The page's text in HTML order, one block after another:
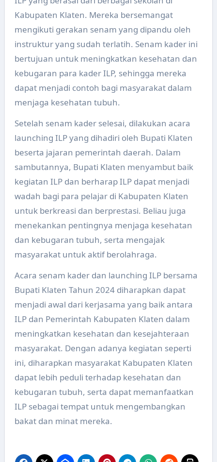
Kabupaten Klaten. Mereka bersemangat
mengikuti gerakan senam yang dipandu oleh
instruktur yang sudah terlatih. Senam kader ini
bertujuan untuk meningkatkan kesehatan dan
kebugaran para kader ILP, sehingga mereka
dapat menjadi contoh bagi masyarakat dalam
menjaga kesehatan tubuh.
Setelah senam kader selesai, dilakukan acara
launching ILP yang dihadiri oleh Bupati Klaten
beserta jajaran pemerintah daerah. Dalam
sambutannya, Bupati Klaten menyambut baik
kegiatan ILP dan berharap ILP dapat menjadi
wadah bagi para pelajar di Kabupaten Klaten
untuk berkreasi dan berprestasi. Beliau juga
menekankan pentingnya menjaga kesehatan
dan kebugaran tubuh, serta mengajak
masyarakat untuk aktif berolahraga.
Acara senam kader dan launching ILP bersama
Bupati Klaten Tahun 2024 diharapkan dapat
menjadi awal dari kerjasama yang baik antara
ILP dan Pemerintah Kabupaten Klaten dalam
meningkatkan kesehatan dan kesejahteraan
masyarakat. Dengan adanya kegiatan seperti
ini, diharapkan masyarakat Kabupaten Klaten
dapat lebih peduli terhadap kesehatan dan
kebugaran tubuh, serta dapat memanfaatkan
ILP sebagai tempat untuk mengembangkan
bakat dan minat mereka.